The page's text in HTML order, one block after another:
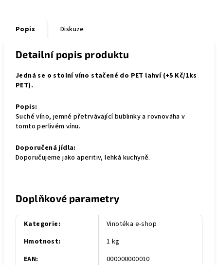
Popis Diskuze
Detailní popis produktu
Jedná se o stolní víno stačené do PET lahví (+5 Kč/1ks
PET).
Popis:
Suché víno, jemné přetrvávající bublinky a rovnováha v
tomto perlivém vínu.
Doporučená jídla:
Doporučujeme jako aperitiv, lehká kuchyně.
Doplňkové parametry
Kategorie:
Vinotéka e-shop
Hmotnost:
1 kg
EAN: 000000000010